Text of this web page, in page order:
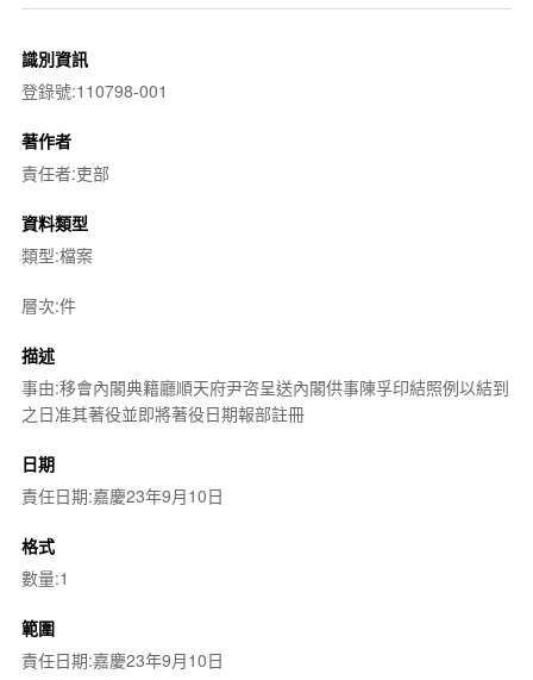
識別資訊
登錄號:110798-001
著作者
責任者:吏部
資料類型
類型:檔案
層次:件
描述
事由:移會內閣典籍廳順天府尹咨呈送內閣供事陳孚印結照例以結到
之日准其著役並即將著役日期報部註冊
日期
責任日期:嘉慶23年9月10日
格式
數量:1
範圍
責任日期:嘉慶23年9月10日